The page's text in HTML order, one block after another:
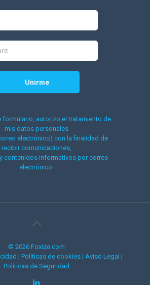
formulario, autorizo el tratamiento de
mis datos personales
electrónico) con la finalidad de
recibir comunicaciones,
contenidos informativos por correo
electrónico.
© 2026 Foxize.com
| Políticas de cookies | Aviso Legal |
Políticas de Seguridad